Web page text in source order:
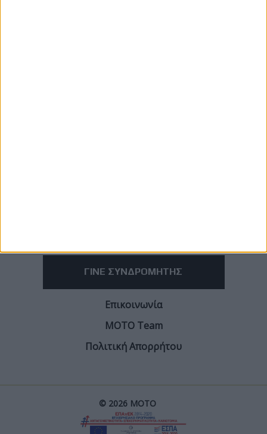
ΓΙΝΕ ΣΥΝΔΡΟΜΗΤΗΣ
Επικοινωνία
ΜΟΤΟ Team
Πολιτική Απορρήτου
© 2026 ΜΟΤΟ